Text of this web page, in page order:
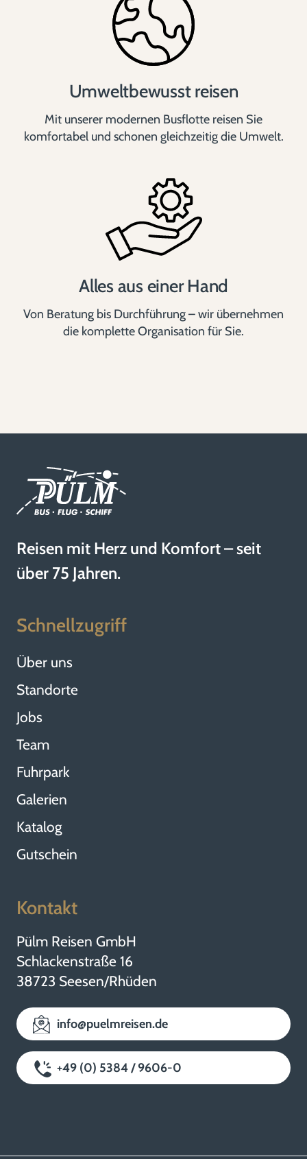
Umweltbewusst reisen
Mit unserer modernen Busflotte reisen Sie
komfortabel und schonen gleichzeitig die Umwelt.
Alles aus einer Hand
Von Beratung bis Durchführung – wir übernehmen
die komplette Organisation für Sie.
Reisen mit Herz und Komfort – seit
über 75 Jahren.
Schnellzugriff
Über uns
Standorte
Jobs
Team
Fuhrpark
Galerien
Katalog
Gutschein
Kontakt
Pülm Reisen GmbH
Schlackenstraße 16
38723 Seesen/Rhüden
info@puelmreisen.de
+49 (0) 5384 / 9606-0